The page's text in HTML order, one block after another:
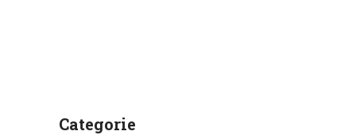
Categorie